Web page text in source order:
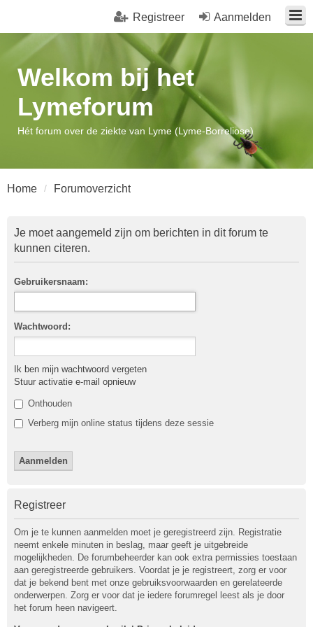
Aanmelden
Registreer
Welkom bij het
Lymeforum
Hét forum over de ziekte van Lyme (Lyme-Borreliose)
Home Forumoverzicht
Je moet aangemeld zijn om berichten in dit forum te
kunnen citeren.
Gebruikersnaam:
Wachtwoord:
Ik ben mijn wachtwoord vergeten
Stuur activatie e-mail opnieuw
Onthouden
Verberg mijn online status tijdens deze sessie
Registreer
Om je te kunnen aanmelden moet je geregistreerd zijn. Registratie
neemt enkele minuten in beslag, maar geeft je uitgebreide
mogelijkheden. De forumbeheerder kan ook extra permissies toestaan
aan geregistreerde gebruikers. Voordat je je registreert, zorg er voor
dat je bekend bent met onze gebruiksvoorwaarden en gerelateerde
onderwerpen. Zorg er voor dat je iedere forumregel leest als je door
het forum heen navigeert.